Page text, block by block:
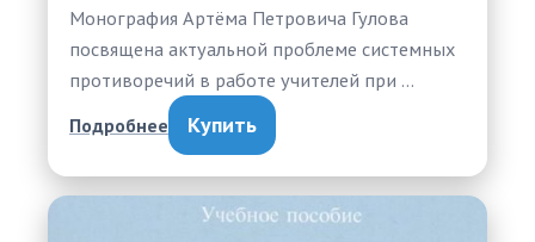
Монография Артёма Петровича Гулова
посвящена актуальной проблеме системных
противоречий в работе учителей при …
Подробнее Купить